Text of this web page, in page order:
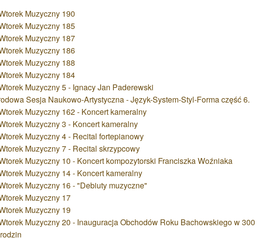
Muzyczny 190
Muzyczny 185
Muzyczny 187
Muzyczny 186
Muzyczny 188
Muzyczny 184
Muzyczny 5 - Ignacy Jan Paderewski
Sesja Naukowo-Artystyczna - Język-System-Styl-Forma część 6.
Muzyczny 162 - Koncert kameralny
Muzyczny 3 - Koncert kameralny
Muzyczny 4 - Recital fortepianowy
Muzyczny 7 - Recital skrzypcowy
Muzyczny 10 - Koncert kompozytorski Franciszka Woźniaka
Muzyczny 14 - Koncert kameralny
Muzyczny 16 - "Debiuty muzyczne"
Muzyczny 17
Muzyczny 19
Muzyczny 20 - Inauguracja Obchodów Roku Bachowskiego w 300